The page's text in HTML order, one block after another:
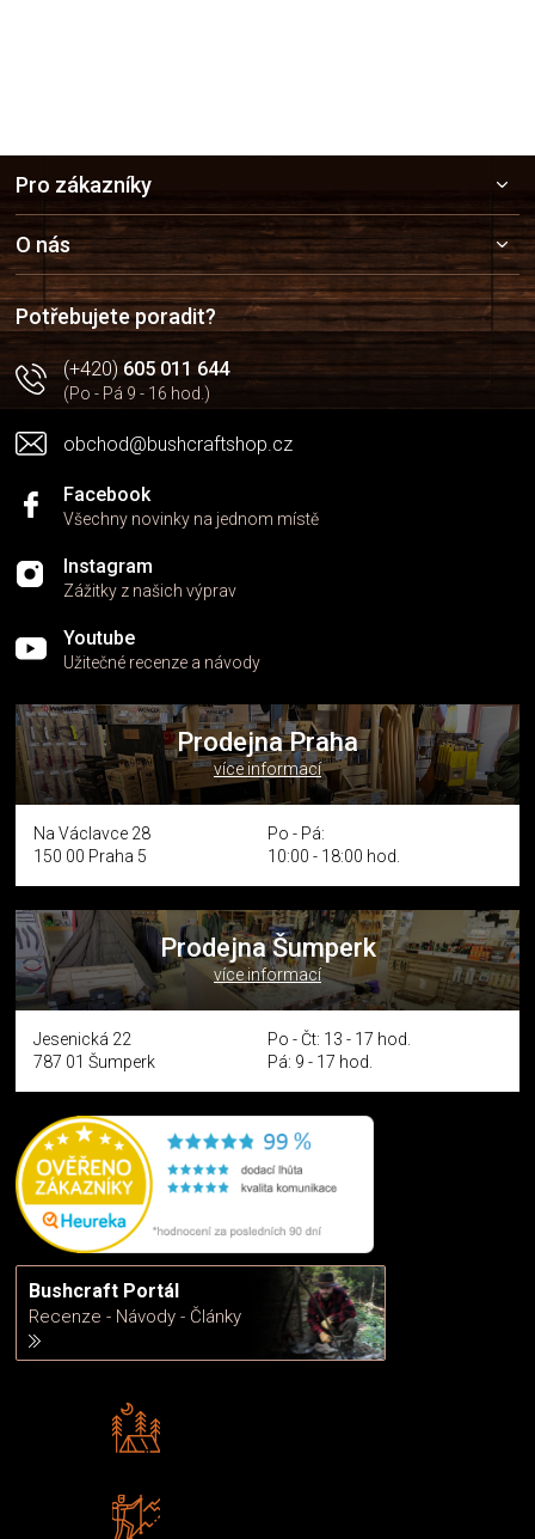
a
t
í
Pro zákazníky
O nás
Potřebujete poradit?
(+420)605 011 644
(Po - Pá 9 - 16 hod.)
obchod@bushcraftshop.cz
Facebook
Všechny novinky na jednom místě
Instagram
Zážitky z našich výprav
Youtube
Užitečné recenze a návody
Prodejna Praha
více informací
Na Václavce 28
150 00 Praha 5
Po - Pá:
10:00 - 18:00 hod.
Prodejna Šumperk
více informací
Jesenická 22
787 01 Šumperk
Po - Čt: 13 - 17 hod.
Pá: 9 - 17 hod.
Bushcraft Portál
Recenze - Návody - Články